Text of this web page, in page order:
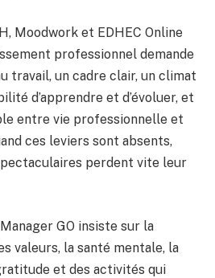
Moodwork et EDHEC Online
professionnel demande
travail, un cadre clair, un climat
d’apprendre et d’évoluer, et
entre vie professionnelle et
ces leviers sont absents,
perdent vite leur
GO insiste sur la
valeurs, la santé mentale, la
et des activités qui